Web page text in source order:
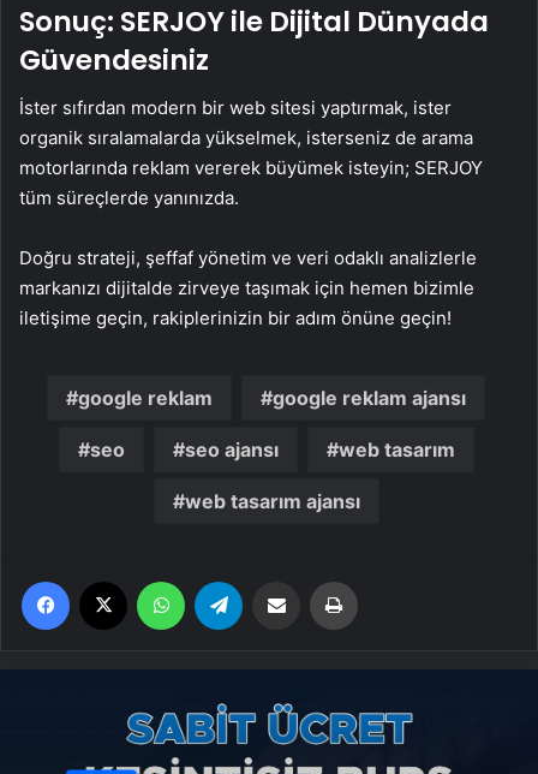
Sonuç: SERJOY ile Dijital Dünyada
Güvendesiniz
İster sıfırdan modern bir web sitesi yaptırmak, ister
organik sıralamalarda yükselmek, isterseniz de arama
motorlarında reklam vererek büyümek isteyin; SERJOY
tüm süreçlerde yanınızda.
Doğru strateji, şeffaf yönetim ve veri odaklı analizlerle
markanızı dijitalde zirveye taşımak için hemen bizimle
iletişime geçin, rakiplerinizin bir adım önüne geçin!
google reklam google reklam ajansı
seo seo ajansı web tasarım
web tasarım ajansı
Facebook WhatsApp Email'den paylaş